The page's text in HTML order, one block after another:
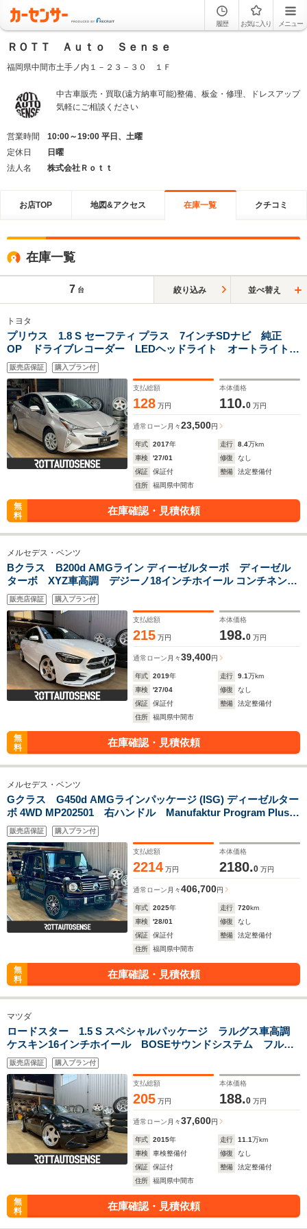
履歴 お気に入り メニュー
ＲＯＴＴ Ａｕｔｏ Ｓｅｎｓｅ
福岡県中間市土手ノ内１－２３－３０ １Ｆ
中古車販売・買取(遠方納車可能)整備、板金・修理、ドレスアップ
気軽にご相談ください
営業時間
10:00～19:00 平日、土曜
定休日
日曜
法人名
株式会社Ｒｏｔｔ
お店TOP 地図&アクセス 在庫一覧 クチコミ
在庫一覧
7 台 絞り込み 並べ替え
トヨタ
プリウス 1.8 S セーフティ プラス 7インチSDナビ 純正
OP ドライブレコーダー LEDヘッドライト オートライト
クルーズコントロール ETC バックカメラ
販売店保証 購入プラン付
支払総額
128 万円
本体価格
110.0 万円
通常ローン 月々23,500円
年式 2017年 走行 8.4万km
車検
'27/01 修復
なし
保証
保証付 整備
法定整備付
住所
福岡県中間市
無
料
在庫確認・見積依頼
メルセデス・ベンツ
Bクラス B200d AMGライン ディーゼルターボ ディーゼル
ターボ XYZ車高調 デジーノ18インチホイール コンチネンタ
ル パノラミックスライディングルーフ アンビエントライ
ト LEDヘッドライト ドラレコ ETC
販売店保証 購入プラン付
支払総額
215 万円
本体価格
198.0 万円
通常ローン 月々39,400円
年式 2019年 走行 9.1万km
車検
'27/04 修復
なし
保証
保証付 整備
法定整備付
住所
福岡県中間市
無
料
在庫確認・見積依頼
メルセデス・ベンツ
Gクラス G450d AMGラインパッケージ (ISG) ディーゼルター
ボ 4WD MP202501 右ハンドル Manufaktur Program Plus
ロゴパッケージ カタラーナベージュシート ETC2.0 純正ド
ライブレコーダー360 サンルーフ
販売店保証 購入プラン付
支払総額
2214 万円
本体価格
2180.0 万円
通常ローン 月々406,700円
年式 2025年 走行 720km
車検
'28/01 修復
なし
保証
保証付 整備
法定整備付
住所
福岡県中間市
無
料
在庫確認・見積依頼
マツダ
ロードスター 1.5 S スペシャルパッケージ ラルグス車高調
ケスキン16インチホイール BOSEサウンドシステム フルセ
グTV CD/DVDプレイヤー
販売店保証 購入プラン付
支払総額
205 万円
本体価格
188.0 万円
通常ローン 月々37,600円
年式 2015年 走行 11.1万km
車検
車検整備付 修復
なし
保証
保証付 整備
法定整備付
住所
福岡県中間市
無
料
在庫確認・見積依頼